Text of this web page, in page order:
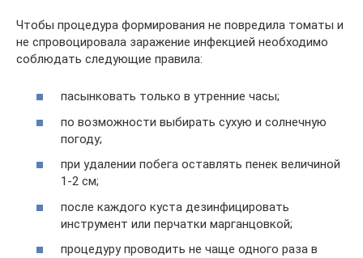
Чтобы процедура формирования не повредила томаты и
не спровоцировала заражение инфекцией необходимо
соблюдать следующие правила:
пасынковать только в утренние часы;
по возможности выбирать сухую и солнечную
погоду;
при удалении побега оставлять пенек величиной
1-2 см;
после каждого куста дезинфицировать
инструмент или перчатки марганцовкой;
процедуру проводить не чаще одного раза в